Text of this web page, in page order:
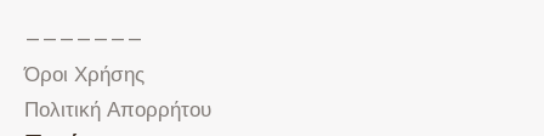
———————
Όροι Χρήσης
Πολιτική Απορρήτου